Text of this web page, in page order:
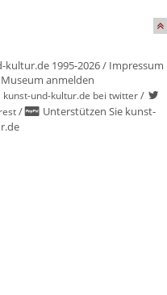
1995-2026 / Impressum
Museum anmelden
kunst-und-kultur.de bei twitter/
/
Unterstützen Sie kunst-